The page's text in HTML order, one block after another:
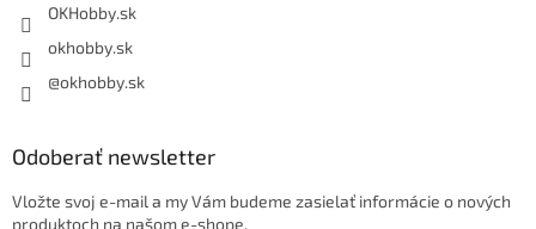
OKHobby.sk
okhobby.sk
@okhobby.sk
Odoberať newsletter
Vložte svoj e-mail a my Vám budeme zasielať informácie o nových
produktoch na našom e-shope.